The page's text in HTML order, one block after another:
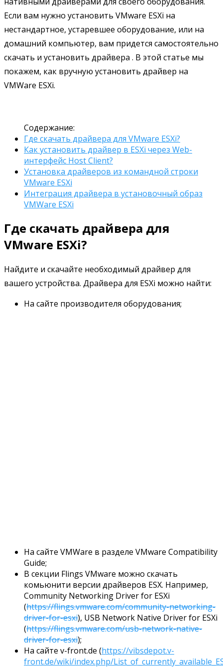
Если вам нужно установить VMware ESXi на
нестандартное, устаревшее оборудование, или на
домашний компьютер, вам придется самостоятельно
скачать и установить драйвера . В этой статье мы
покажем, как вручную установить драйвер на
VMWare ESXi.
Содержание:
Где скачать драйвера для VMware ESXi?
Как установить драйвер в ESXi через Web-
интерфейс Host Client?
Установка драйверов из командной строки
VMware ESXi
Интеграция драйвера в установочный образ
VMWare ESXi
Где скачать драйвера для
VMware ESXi?
Найдите и скачайте необходимый драйвер для
вашего устройства. Драйвера для ESXi можно найти:
На сайте производителя оборудования;
На сайте VMWare в разделе VMware Compatibility
Guide;
В секции Flings VMware можно скачать
комьюнити версии драйверов ESX. Например,
Community Networking Driver for ESXi
(https://flings.vmware.com/community-networking-
driver-for-esxi), USB Network Native Driver for ESXi
(https://flings.vmware.com/usb-network-native-
driver-for-esxi);
На сайте v-front.de (https://vibsdepot.v-
front.de/wiki/index.php/